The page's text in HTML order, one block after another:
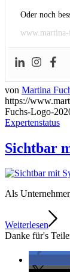
Oder noch
www.martina-
von Martina
https://
Fuchs-Logo-
Expertenstatus
Sichtbar
Als
Weiterlesen
Danke für's